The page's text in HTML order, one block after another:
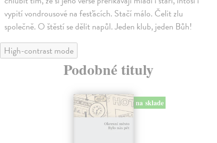
vypití vondrousové na fesťácích. Stačí málo. Čelit zlu
společně. O štěstí se dělit napůl. Jeden klub, jeden Bůh!
High-contrast mode
Podobné tituly
na sklade